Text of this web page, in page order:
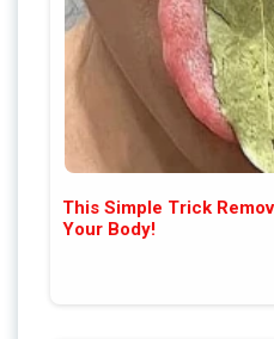
This Simple Trick
Your Body!